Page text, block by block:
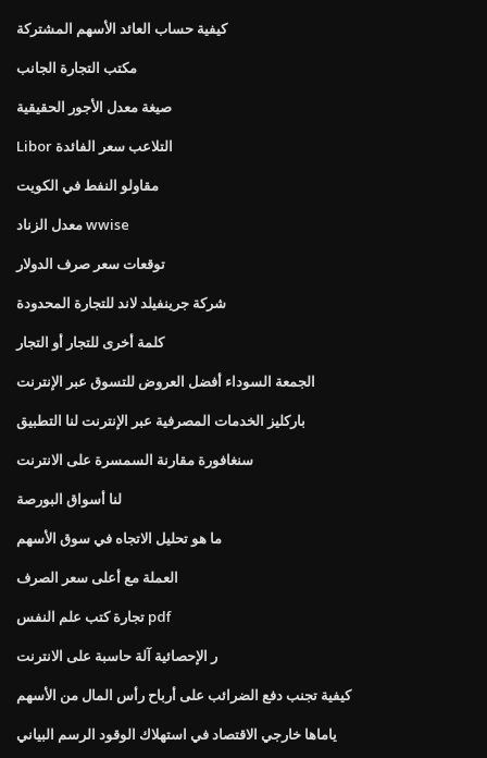
كيفية حساب العائد الأسهم المشتركة
مكتب التجارة الجانب
صيغة معدل الأجور الحقيقية
Libor التلاعب سعر الفائدة
مقاولو النفط في الكويت
معدل الزناد wwise
توقعات سعر صرف الدولار
شركة جرينفيلد لاند للتجارة المحدودة
كلمة أخرى للتجار أو التجار
الجمعة السوداء أفضل العروض للتسوق عبر الإنترنت
باركليز الخدمات المصرفية عبر الإنترنت لنا التطبيق
سنغافورة مقارنة السمسرة على الانترنت
لنا أسواق البورصة
ما هو تحليل الاتجاه في سوق الأسهم
العملة مع أعلى سعر الصرف
تجارة كتب علم النفس pdf
ر الإحصائية آلة حاسبة على الانترنت
كيفية تجنب دفع الضرائب على أرباح رأس المال من الأسهم
ياماها خارجي الاقتصاد في استهلاك الوقود الرسم البياني